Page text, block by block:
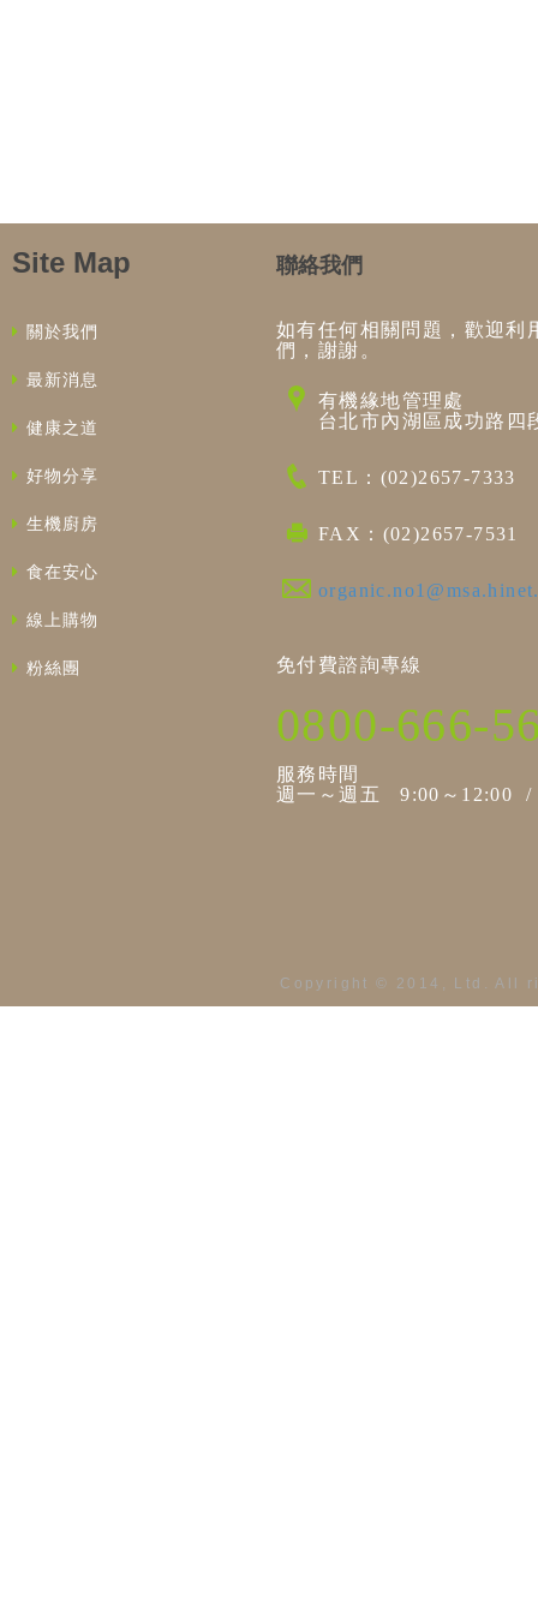
Site Map
關於我們
最新消息
健康之道
好物分享
生機廚房
食在安心
線上購物
粉絲團
聯絡我們
如有任何相關問題，歡迎利
們，謝謝。
有機緣地管理處
台北市內湖區成功路四
TEL：(02)2657-7333
FAX：(02)2657-7531
免付費諮詢專線
0800-666-
服務時間
週一～週五 9:00～12:00 /
Copyright © 2014, Ltd.